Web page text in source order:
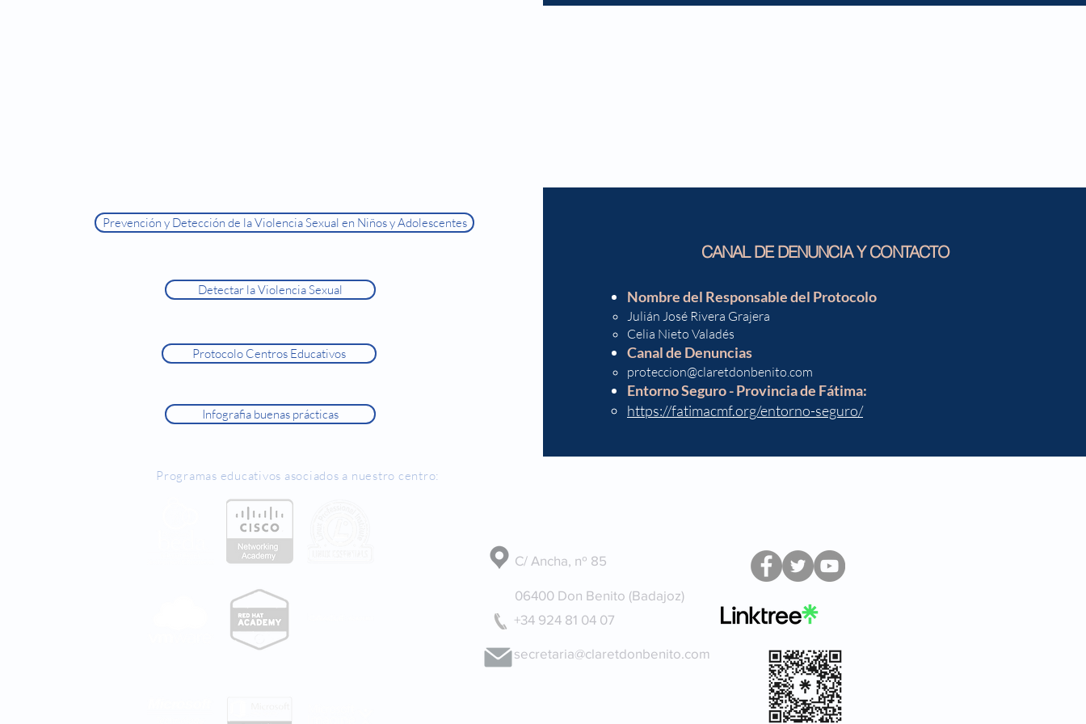
Prevención y Detección de la Violencia Sexual en Niños y Adolescentes
Detectar la Violencia Sexual
Protocolo Centros Educativos
Infografia buenas prácticas
CANAL DE DENUNCIA Y CONTACTO
Nombre del Responsable del Protocolo
Julián José Rivera Grajera
Celia Nieto Valadés
Canal de Denuncias
proteccion@claretdonbenito.com
Entorno Seguro - Provincia de Fátima:
https://fatimacmf.org/entorno-seguro/
Programas educativos asociados a nuestro centro:
C/ Ancha, nº 85
06400 Don Benito (Badajoz)
+34 924 81 04 07
secretaria@claretdonbenito.com